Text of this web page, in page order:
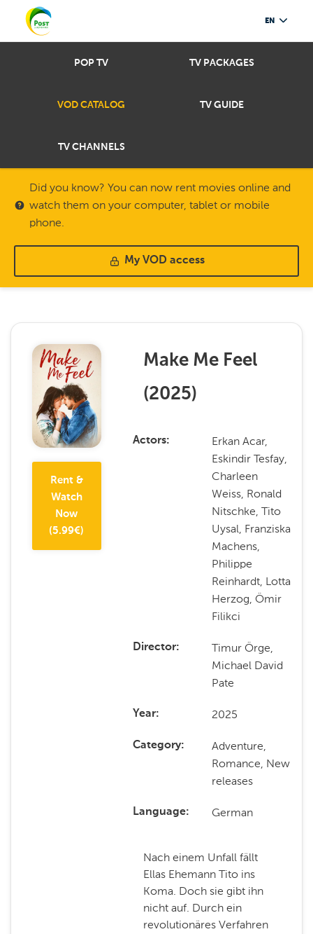
EN
POP TV TV PACKAGES
VOD CATALOG TV GUIDE
TV CHANNELS
Did you know? You can now rent movies online and
watch them on your computer, tablet or mobile
phone.
My VOD access
Rent &
Watch
Now
(5.99€)
Make Me Feel
(2025)
Actors
Erkan Acar,
Eskindir Tesfay,
Charleen
Weiss, Ronald
Nitschke, Tito
Uysal, Franziska
Machens,
Philippe
Reinhardt, Lotta
Herzog, Ömir
Filikci
Director
Timur Örge,
Michael David
Pate
Year 2025
Category
Adventure,
Romance, New
releases
Language German
Nach einem Unfall fällt
Ellas Ehemann Tito ins
Koma. Doch sie gibt ihn
nicht auf. Durch ein
revolutionäres Verfahren